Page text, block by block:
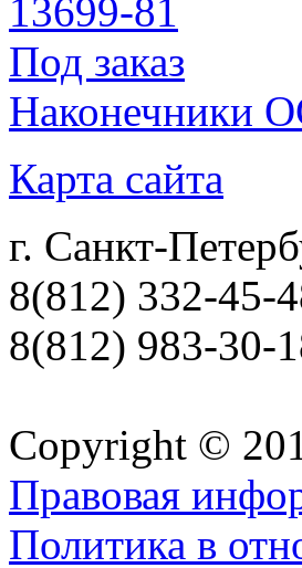
Под заказ
Наконечники
Карта сайта
г. Санкт-
8(812) 332-45-
8(812) 983-30-
Copyright ©
Правовая
Политика в